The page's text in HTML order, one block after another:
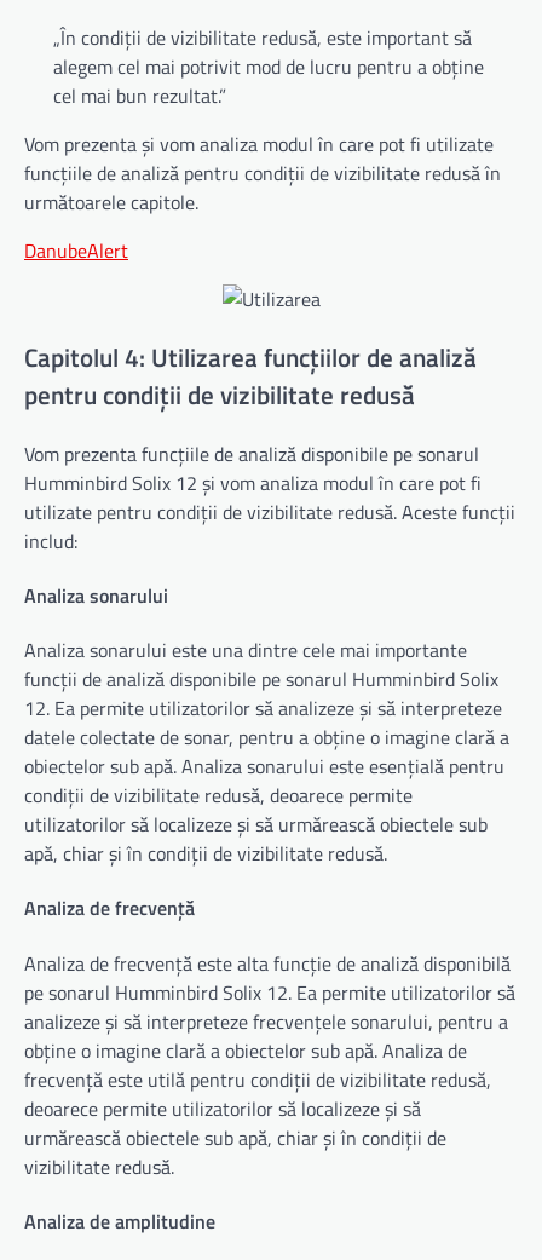
„În condiții de vizibilitate redusă, este important să
alegem cel mai potrivit mod de lucru pentru a obține
cel mai bun rezultat.”
Vom prezenta și vom analiza modul în care pot fi utilizate
funcțiile de analiză pentru condiții de vizibilitate redusă în
următoarele capitole.
DanubeAlert
Capitolul 4: Utilizarea funcțiilor de analiză
pentru condiții de vizibilitate redusă
Vom prezenta funcțiile de analiză disponibile pe sonarul
Humminbird Solix 12 și vom analiza modul în care pot fi
utilizate pentru condiții de vizibilitate redusă. Aceste funcții
includ:
Analiza sonarului
Analiza sonarului este una dintre cele mai importante
funcții de analiză disponibile pe sonarul Humminbird Solix
12. Ea permite utilizatorilor să analizeze și să interpreteze
datele colectate de sonar, pentru a obține o imagine clară a
obiectelor sub apă. Analiza sonarului este esențială pentru
condiții de vizibilitate redusă, deoarece permite
utilizatorilor să localizeze și să urmărească obiectele sub
apă, chiar și în condiții de vizibilitate redusă.
Analiza de frecvență
Analiza de frecvență este alta funcție de analiză disponibilă
pe sonarul Humminbird Solix 12. Ea permite utilizatorilor să
analizeze și să interpreteze frecvențele sonarului, pentru a
obține o imagine clară a obiectelor sub apă. Analiza de
frecvență este utilă pentru condiții de vizibilitate redusă,
deoarece permite utilizatorilor să localizeze și să
urmărească obiectele sub apă, chiar și în condiții de
vizibilitate redusă.
Analiza de amplitudine